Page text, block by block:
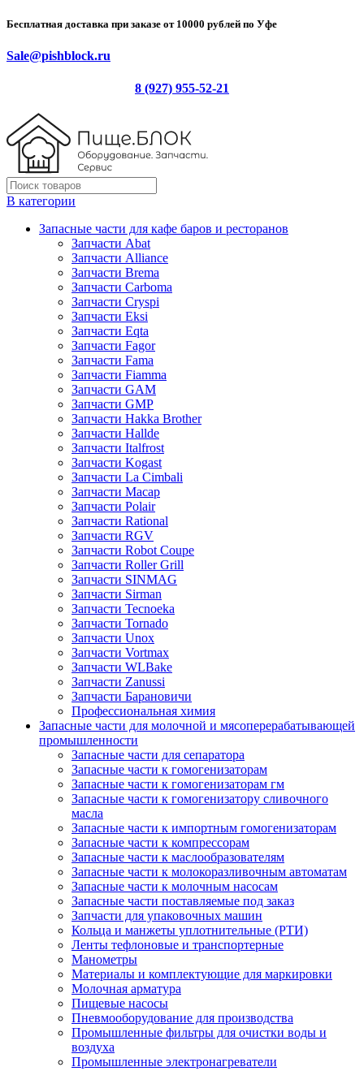
Бесплатная доставка при заказе от 10000 рублей по Уфе
Sale@pishblock.ru
8 (927) 955-52-21
В категории
Запасные части для кафе баров и ресторанов
Запчасти Abat
Запчасти Alliance
Запчасти Brema
Запчасти Carboma
Запчасти Cryspi
Запчасти Eksi
Запчасти Eqta
Запчасти Fagor
Запчасти Fama
Запчасти Fiamma
Запчасти GAM
Запчасти GMP
Запчасти Hakka Brother
Запчасти Hallde
Запчасти Italfrost
Запчасти Kogast
Запчасти La Cimbali
Запчасти Macap
Запчасти Polair
Запчасти Rational
Запчасти RGV
Запчасти Robot Coupe
Запчасти Roller Grill
Запчасти SINMAG
Запчасти Sirman
Запчасти Tecnoeka
Запчасти Tornado
Запчасти Unox
Запчасти Vortmax
Запчасти WLBake
Запчасти Zanussi
Запчасти Барановичи
Профессиональная химия
Запасные части для молочной и мясоперерабатывающей
промышленности
Запасные части для сепаратора
Запасные части к гомогенизаторам
Запасные части к гомогенизаторам гм
Запасные части к гомогенизатору сливочного
масла
Запасные части к импортным гомогенизаторам
Запасные части к компрессорам
Запасные части к маслообразователям
Запасные части к молокоразливочным автоматам
Запасные части к молочным насосам
Запасные части поставляемые под заказ
Запчасти для упаковочных машин
Кольца и манжеты уплотнительные (РТИ)
Ленты тефлоновые и транспортерные
Манометры
Материалы и комплектующие для маркировки
Молочная арматура
Пищевые насосы
Пневмооборудование для производства
Промышленные фильтры для очистки воды и
воздуха
Промышленные электронагреватели